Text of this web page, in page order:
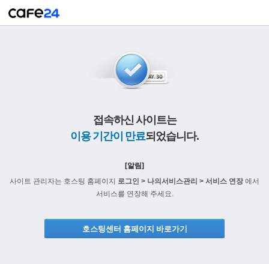
접속하신 사이트는
이용 기간이 만료되었습니다.
[알림]
사이트 관리자는 호스팅 홈페이지 로그인 > 나의서비스관리 > 서비스 연장에서
서비스를 연장해 주세요.
호스팅센터 홈페이지 바로가기